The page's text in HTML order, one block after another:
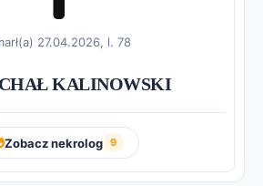
27.04.2026, l. 78
KALINOWSKI
Zobacz nekrolog 9